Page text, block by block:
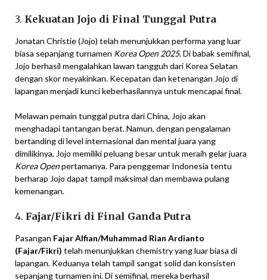
3. Kekuatan Jojo di Final Tunggal Putra
Jonatan Christie (Jojo) telah menunjukkan performa yang luar
biasa sepanjang turnamen Korea Open 2025. Di babak semifinal,
Jojo berhasil mengalahkan lawan tangguh dari Korea Selatan
dengan skor meyakinkan. Kecepatan dan ketenangan Jojo di
lapangan menjadi kunci keberhasilannya untuk mencapai final.
Melawan pemain tunggal putra dari China, Jojo akan
menghadapi tantangan berat. Namun, dengan pengalaman
bertanding di level internasional dan mental juara yang
dimilikinya, Jojo memiliki peluang besar untuk meraih gelar juara
Korea Openpertamanya. Para penggemar Indonesia tentu
berharap Jojo dapat tampil maksimal dan membawa pulang
kemenangan.
4. Fajar/Fikri di Final Ganda Putra
Pasangan Fajar Alfian/Muhammad Rian Ardianto
(Fajar/Fikri) telah menunjukkan chemistry yang luar biasa di
lapangan. Keduanya telah tampil sangat solid dan konsisten
sepanjang turnamen ini. Di semifinal, mereka berhasil